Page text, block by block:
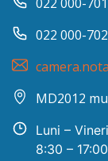
022 000-702
MD2012
Luni – Vineri
8:30 – 17:00